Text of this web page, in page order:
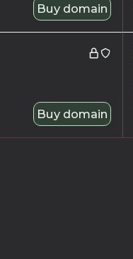
Buy domain
Buy domain